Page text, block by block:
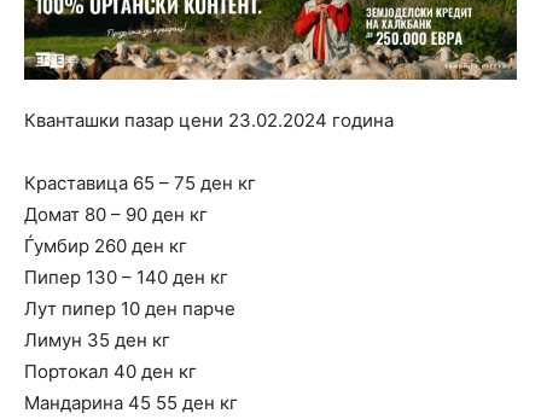
Кванташки пазар цени 23.02.2024 година
Краставица 65 – 75 ден кг
Домат 80 – 90 ден кг
Ѓумбир 260 ден кг
Пипер 130 – 140 ден кг
Лут пипер 10 ден парче
Лимун 35 ден кг
Портокал 40 ден кг
Мандарина 45 55 ден кг